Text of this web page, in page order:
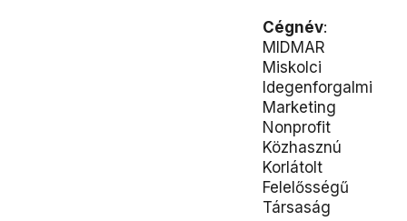
Cégnév:
MIDMAR
Miskolci
Idegenforgalmi
Marketing
Nonprofit
Közhasznú
Korlátolt
Felelősségű
Társaság